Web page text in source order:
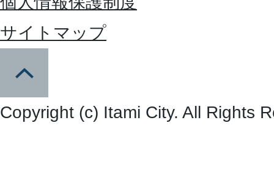
サイトマップ
Copyright (c) Itami City. All Rights